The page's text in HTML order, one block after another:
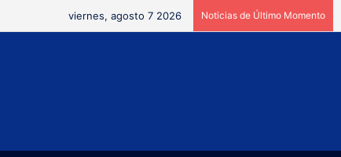
viernes, agosto 7 2026 Noticias de Último Momento